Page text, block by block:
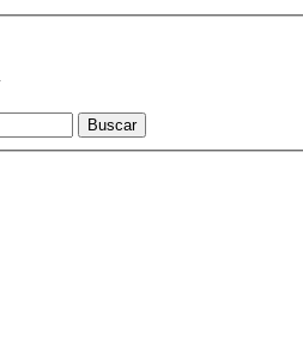
Buscar